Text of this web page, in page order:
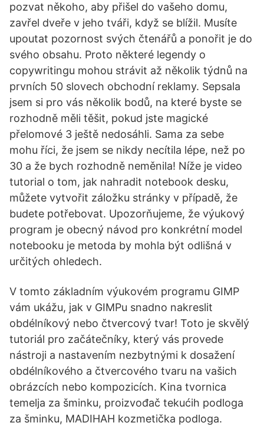
pozvat někoho, aby přišel do vašeho domu,
zavřel dveře v jeho tváři, když se blížil. Musíte
upoutat pozornost svých čtenářů a ponořit je do
svého obsahu. Proto některé legendy o
copywritingu mohou strávit až několik týdnů na
prvních 50 slovech obchodní reklamy. Sepsala
jsem si pro vás několik bodů, na které byste se
rozhodně měli těšit, pokud jste magické
přelomové 3 ještě nedosáhli. Sama za sebe
mohu říci, že jsem se nikdy necítila lépe, než po
30 a že bych rozhodně neměnila! Níže je video
tutorial o tom, jak nahradit notebook desku,
můžete vytvořit záložku stránky v případě, že
budete potřebovat. Upozorňujeme, že výukový
program je obecný návod pro konkrétní model
notebooku je metoda by mohla být odlišná v
určitých ohledech.
V tomto základním výukovém programu GIMP
vám ukážu, jak v GIMPu snadno nakreslit
obdélníkový nebo čtvercový tvar! Toto je skvělý
tutoriál pro začátečníky, který vás provede
nástroji a nastavením nezbytnými k dosažení
obdélníkového a čtvercového tvaru na vašich
obrázcích nebo kompozicích. Kina tvornica
temelja za šminku, proizvođač tekućih podloga
za šminku, MADIHAH kozmetička podloga.